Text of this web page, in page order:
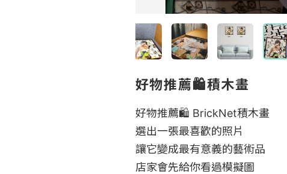
好物推薦🛍️積木畫
好物推薦🛍️ BrickNet積木畫
選出一張最喜歡的照片
讓它變成最有意義的藝術品
店家會先給你看過模擬圖